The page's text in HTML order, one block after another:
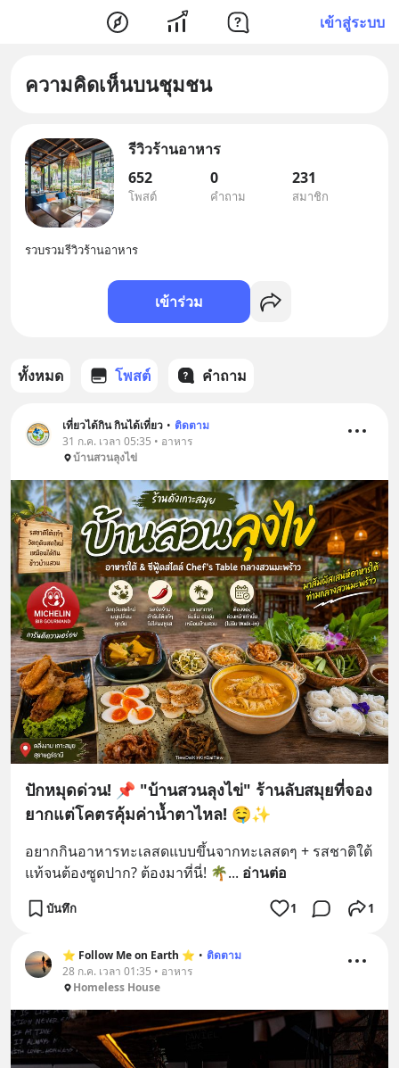
เข้าสู่ระบบ
ความคิดเห็นบนชุมชน
รีวิวร้านอาหาร
652
โพสต์
0
คำถาม
231
สมาชิก
รวบรวมรีวิวร้านอาหาร
เข้าร่วม
ทั้งหมด โพสต์ คำถาม
เที่ยวได้กิน กินได้เที่ยว • ติดตาม
31 ก.ค. เวลา 05:35 • อาหาร
บ้านสวนลุงไข่
ปักหมุดด่วน! 📌 "บ้านสวนลุงไข่" ร้านลับสมุยที่จอง
ยากแต่โคตรคุ้มค่าน้ำตาไหล! 🤤✨
อยากกินอาหารทะเลสดแบบขึ้นจากทะเลสดๆ + รสชาติใต้
แท้จนต้องซูดปาก? ต้องมาที่นี่! 🌴... อ่านต่อ
บันทึก 1 1
⭐️ Follow Me on Earth ⭐️ • ติดตาม
28 ก.ค. เวลา 01:35 • อาหาร
Homeless House